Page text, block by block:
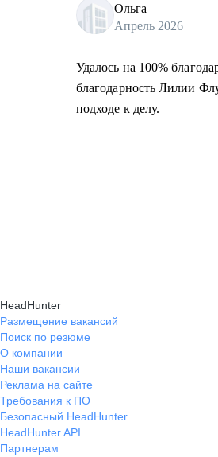
Ольга
Апрель 2026
Удалось на 100%
благодарность Лилии
подходе к делу.
HeadHunter
Размещение вакансий
Поиск по резюме
О компании
Наши вакансии
Реклама на сайте
Требования к ПО
Безопасный HeadHunter
HeadHunter API
Партнерам